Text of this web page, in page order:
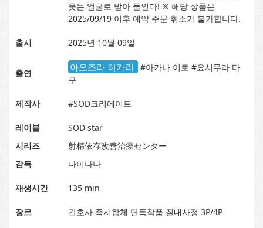
웃는 얼굴로 받아 들인다! ※ 해당 상품은
2025/09/19 이후 예약 주문 취소가 불가합니다.
출시 2025년 10월 09일
출연
아오조라 히카리
#아카나 이토 #요시무라 타
쿠
제작사 #SOD크리에이트
레이블
SOD star
시리즈
射精依存改善治療センター
감독
다이나나
재생시간 135 min
장르 간호사 즉시합체 단독작품 질내사정 3P/4P